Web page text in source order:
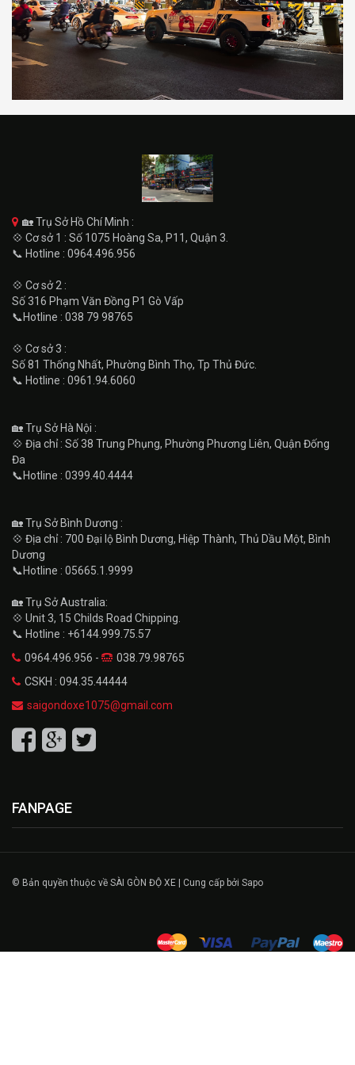
🏡 Trụ Sở Hồ Chí Minh :
💠 Cơ sở 1 : Số 1075 Hoàng Sa, P11, Quận 3.
📞 Hotline : 0964.496.956
💠 Cơ sở 2 :
Số 316 Phạm Văn Đồng P1 Gò Vấp
📞Hotline : 038 79 98765
💠 Cơ sở 3 :
Số 81 Thống Nhất, Phường Bình Thọ, Tp Thủ Đức.
📞 Hotline : 0961.94.6060
🏡 Trụ Sở Hà Nội :
💠 Địa chỉ : Số 38 Trung Phụng, Phường Phương Liên, Quận Đống
Đa
📞Hotline : 0399.40.4444
🏡 Trụ Sở Bình Dương :
💠 Địa chỉ : 700 Đại lộ Bình Dương, Hiệp Thành, Thủ Dầu Một, Bình
Dương
📞Hotline : 05665.1.9999
🏡 Trụ Sở Australia:
💠 Unit 3, 15 Childs Road Chipping.
📞 Hotline : +6144.999.75.57
0964.496.956 -
038.79.98765
CSKH : 094.35.44444
saigondoxe1075@gmail.com
FANPAGE
© Bản quyền thuộc về SÀI GÒN ĐỘ XE | Cung cấp bởi Sapo